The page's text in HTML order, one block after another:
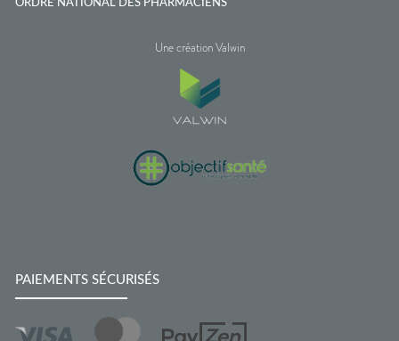
ORDRE NATIONAL DES PHARMACIENS
Une création Valwin
PAIEMENTS SÉCURISÉS